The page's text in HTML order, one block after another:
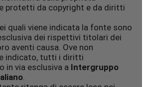
protetti da copyright e da diritti
quali viene indicata la fonte sono
dei rispettivi titolari dei
aventi causa. Ove non
indicato, tutti i diritti
in via esclusiva a Intergruppo
.